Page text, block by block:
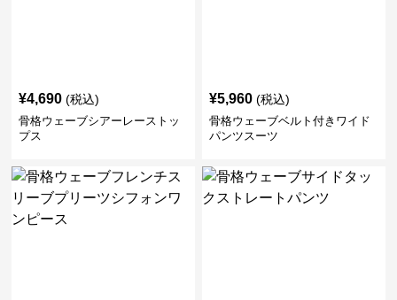
¥4,690 (税込)
骨格ウェーブシアーレーストッ
プス
¥5,960 (税込)
骨格ウェーブベルト付きワイド
パンツスーツ